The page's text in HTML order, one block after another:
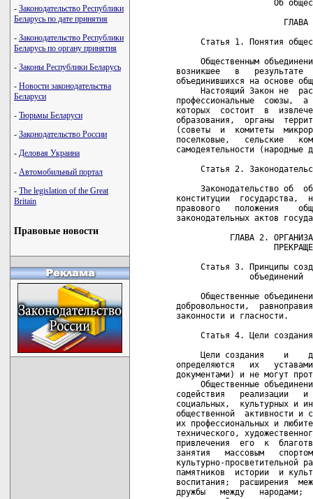
- Законодательство Республики
Беларусь по дате принятия
- Законодательство Республики
Беларусь по органу принятия
- Законы Республики Беларусь
- Новости законодательства
Беларуси
- Тюрьмы Беларуси
- Законодательство России
- Деловая Украина
- Автомобильный портал
- The legislation of the Great
Britain
Правовые новости